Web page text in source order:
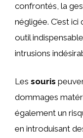
confrontés, la
négligée. C’est ici
outil
intrusions
Les souris
dommages
également un
en introduisant